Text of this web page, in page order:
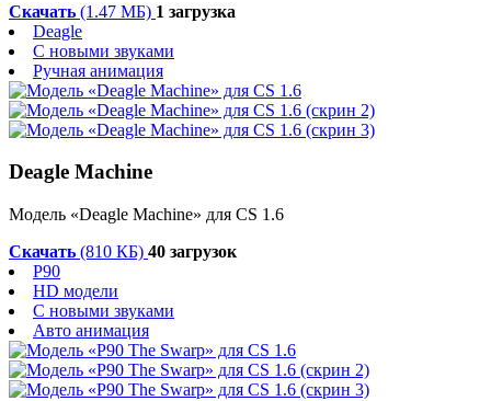
Скачать (1.47 МБ) 1 загрузка
Deagle
С новыми звуками
Ручная анимация
Deagle Machine
Модель «Deagle Machine» для CS 1.6
Скачать (810 КБ) 40 загрузок
P90
HD модели
С новыми звуками
Авто анимация